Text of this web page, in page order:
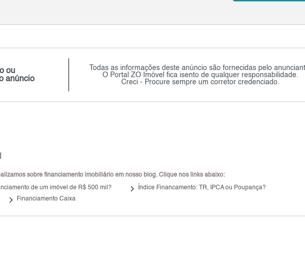
ou
anúncio
Todas as informações deste anúncio são fornecidas pelo
O Portal ZO Imóvel fica isento de qualquer responsabilidade.
Creci - Procure sempre um corretor credenciado.
sobre financiamento imobiliário em nosso blog. Clique nos links abaixo:
de um imóvel de R$ 500 mil? keyboard_arrow_right Índice Financamento: TR, IPCA ou Poupança?
keyboard_arrow_right Financiamento Caixa